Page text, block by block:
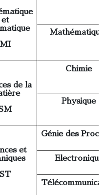
et
MI
de la
Chimie
Physique
et
ST
Génie des
Electronique